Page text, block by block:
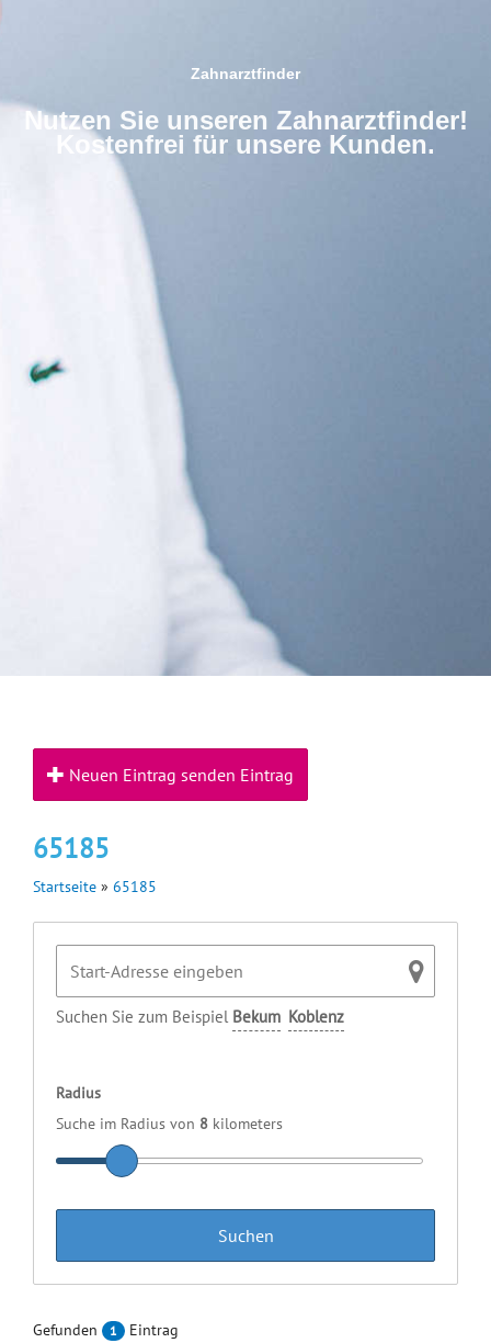
Zahnarztfinder
Nutzen Sie unseren Zahnarztfinder!
Kostenfrei für unsere Kunden.
Neuen Eintrag senden Eintrag
65185
Startseite » 65185
Suchen Sie zum Beispiel Bekum Koblenz
Radius
Suche im Radius von 8 kilometers
Gefunden 1 Eintrag